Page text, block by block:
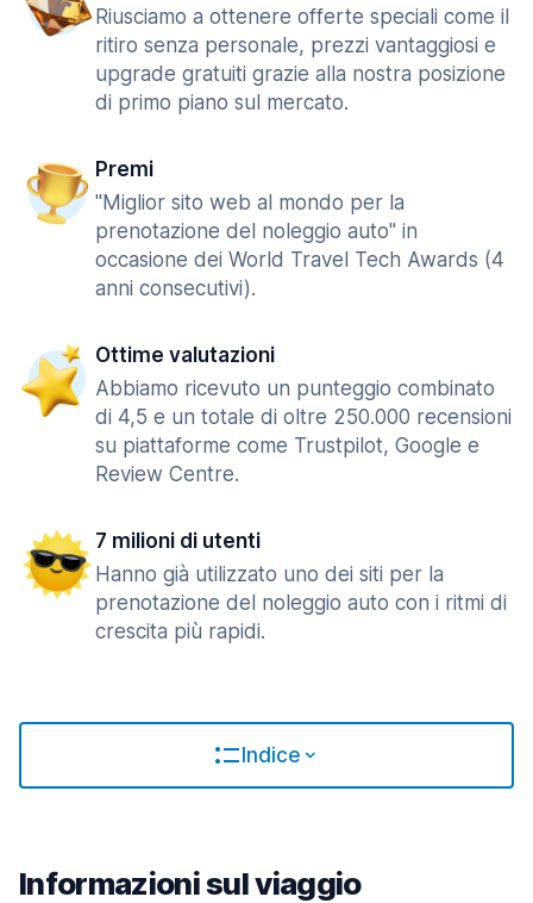
Riusciamo a ottenere offerte speciali come il
ritiro senza personale, prezzi vantaggiosi e
upgrade gratuiti grazie alla nostra posizione
di primo piano sul mercato.
Premi
"Miglior sito web al mondo per la
prenotazione del noleggio auto" in
occasione dei World Travel Tech Awards (4
anni consecutivi).
Ottime valutazioni
Abbiamo ricevuto un punteggio combinato
di 4,5 e un totale di oltre 250.000 recensioni
su piattaforme come Trustpilot, Google e
Review Centre.
7 milioni di utenti
Hanno già utilizzato uno dei siti per la
prenotazione del noleggio auto con i ritmi di
crescita più rapidi.
Indice
Informazioni sul viaggio